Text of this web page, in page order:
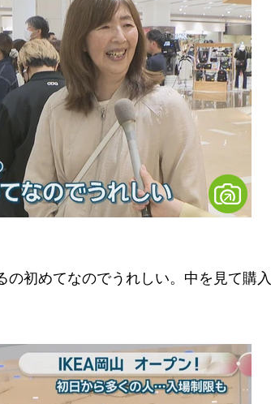
の初めてなのでうれしい。中を見て購入